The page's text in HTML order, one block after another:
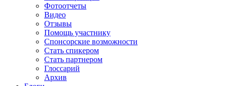
Фотоотчеты
Видео
Отзывы
Помощь участнику
Спонсорские возможности
Стать спикером
Стать партнером
Глоссарий
Архив